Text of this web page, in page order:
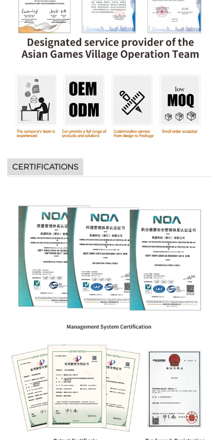
CERTIFICATIONS